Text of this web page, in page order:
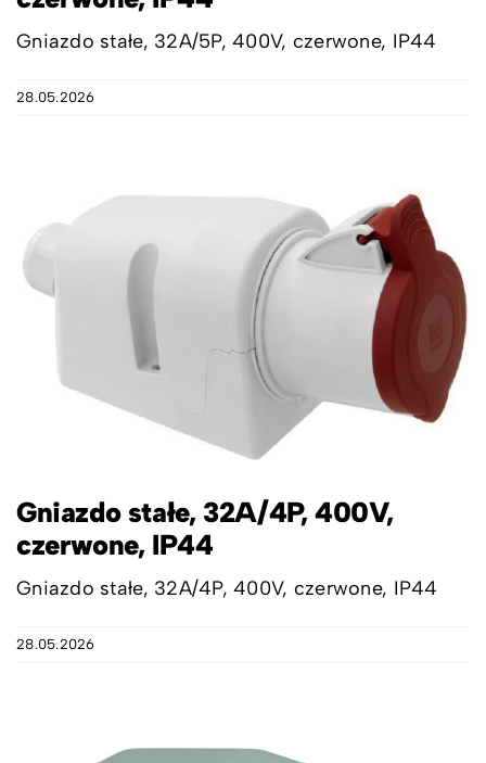
Gniazdo stałe, 32A/5P, 400V, czerwone, IP44
28.05.2026
Gniazdo stałe, 32A/4P, 400V,
czerwone, IP44
Gniazdo stałe, 32A/4P, 400V, czerwone, IP44
28.05.2026